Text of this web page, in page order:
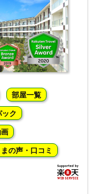
部屋一覧
ク
の声・口コミ